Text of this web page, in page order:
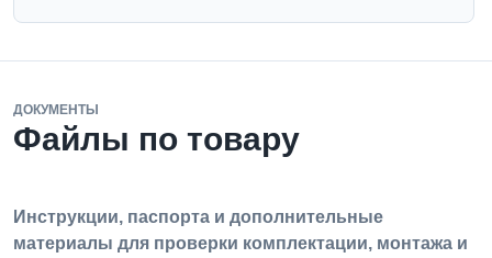
ДОКУМЕНТЫ
Файлы по товару
Инструкции, паспорта и дополнительные
материалы для проверки комплектации, монтажа и